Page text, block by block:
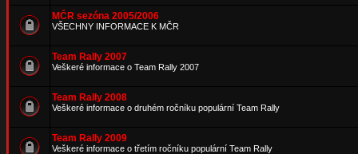
MČR sezóna 2005/2006
VŠECHNY INFORMACE K MČR
Team Rally 2007
Veškeré informace o Team Rally 2007
Team Rally 2008
Veškeré informace o druhém ročníku populární Team Rally
Team Rally 2009
Veškeré informace o třetím ročníku populární Team Rally